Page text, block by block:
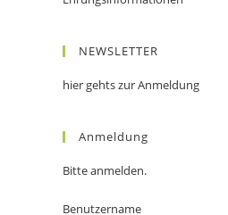
NEWSLETTER
hier gehts zur Anmeldung
Anmeldung
Bitte anmelden.
Benutzername